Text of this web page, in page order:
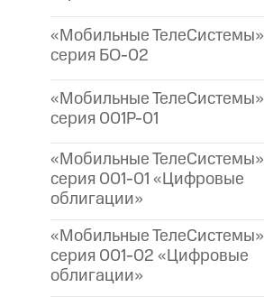
«Мобильные ТелеСистемы»
серия БО-02
«Мобильные ТелеСистемы»
серия 001P-01
«Мобильные ТелеСистемы»
серия 001-01 «Цифровые
облигации»
«Мобильные ТелеСистемы»
серия 001-02 «Цифровые
облигации»